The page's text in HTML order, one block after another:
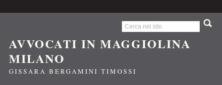
AVVOCATI IN MAGGIOLINA
MILANO
GISSARA BERGAMINI TIMOSSI